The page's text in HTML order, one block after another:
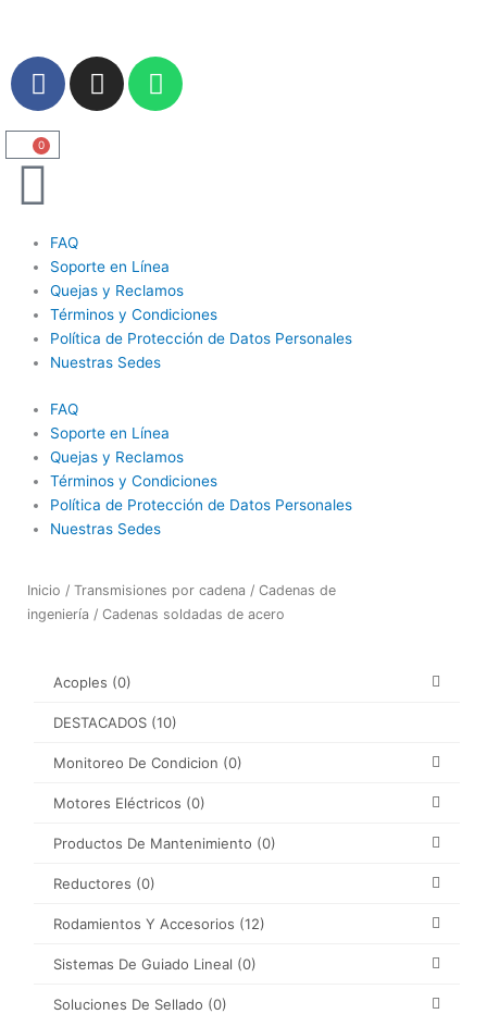
contenido
F
a
c
e
b
o
o
k
I
n
a
m
W
h
p
0
Carrito
FAQ
Soporte en Línea
Quejas y Reclamos
Términos y Condiciones
Política de Protección de Datos Personales
Nuestras Sedes
FAQ
Soporte en Línea
Quejas y Reclamos
Términos y Condiciones
Política de Protección de Datos Personales
Nuestras Sedes
Inicio / Transmisiones por cadena / Cadenas de
ingeniería / Cadenas soldadas de acero
Acoples (0)
DESTACADOS (10)
Monitoreo De Condicion (0)
Motores Eléctricos (0)
Productos De Mantenimiento (0)
Reductores (0)
Rodamientos Y Accesorios (12)
Sistemas De Guiado Lineal (0)
Soluciones De Sellado (0)